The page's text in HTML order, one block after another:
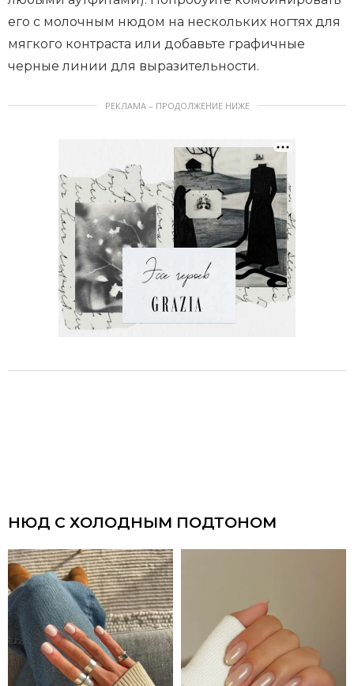
его с молочным нюдом на нескольких ногтях для
мягкого контраста или добавьте графичные
черные линии для выразительности.
РЕКЛАМА – ПРОДОЛЖЕНИЕ НИЖЕ
НЮД С ХОЛОДНЫМ ПОДТОНОМ